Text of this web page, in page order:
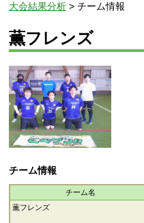
大会結果分析 > チーム情報
薫フレンズ
チーム情報
チーム名
薫フレンズ